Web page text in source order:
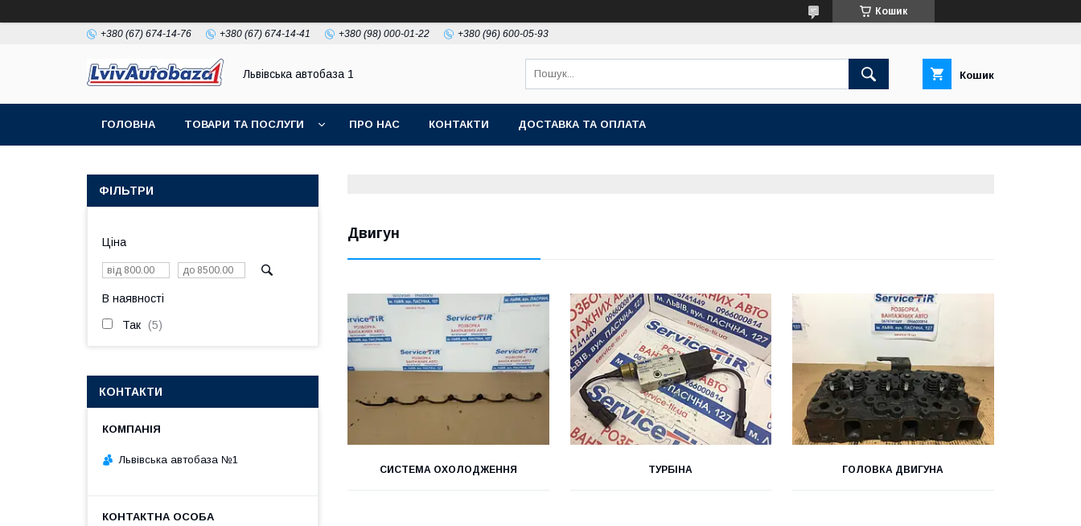
Кошик
+380 (67) 674-14-76 +380 (67) 674-14-41 +380 (98) 000-01-22 +380 (96) 600-05-93
Львівська автобаза 1 Кошик
ГОЛОВНА ТОВАРИ ТА ПОСЛУГИ ПРО НАС КОНТАКТИ ДОСТАВКА ТА ОПЛАТА
Двигун
СИСТЕМА ОХОЛОДЖЕННЯ ТУРБІНА ГОЛОВКА ДВИГУНА
ФІЛЬТРИ
Ціна
В наявності
Так 5
КОНТАКТИ
Львівська автобаза №1